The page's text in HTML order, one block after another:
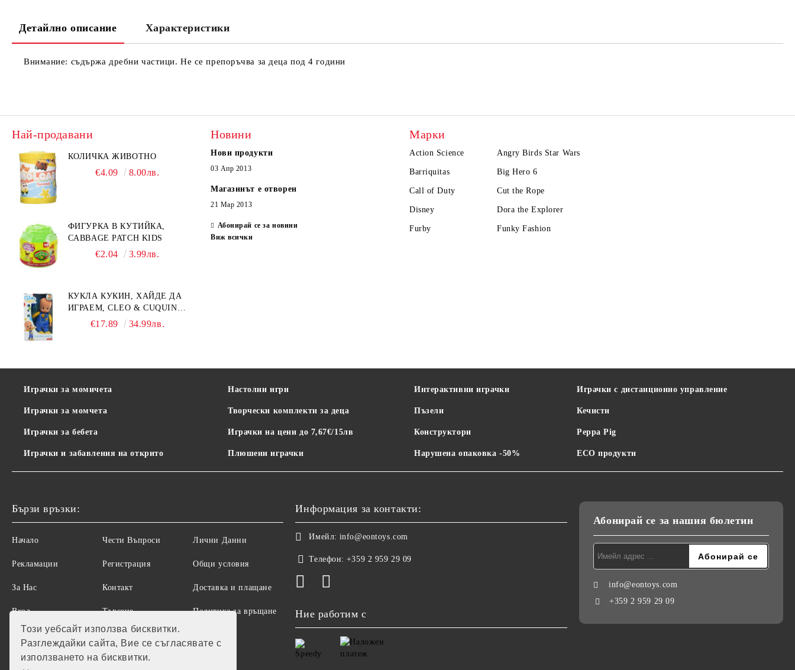
Този уебсайт използва бисквитки.
Разглеждайки сайта, Вие се съгласявате с
използването на бисквитки.
Детайлно описание Характеристики
Внимание: съдържа дребни частици. Не се препоръчва за деца под 4 години
Най-продавани
КОЛИЧКА ЖИВОТНО
€4.09 8.00лв.
ФИГУРКА В КУТИЙКА,
CABBAGE PATCH KIDS
€2.04 3.99лв.
КУКЛА КУКИН, ХАЙДЕ ДА
ИГРАЕМ, CLEO & CUQUIN,
25 СМ.€17.89 34.99лв.
Новини
Нови продукти
03 Апр 2013
Магазинът е отворен
21 Мар 2013
Абонирай се за новини
Виж всички
Марки
Action Science Angry Birds Star Wars
Barriquitas Big Hero 6
Call of Duty Cut the Rope
Disney Dora the Explorer
Furby Funky Fashion
Играчки за момичета
Играчки за момчета
Играчки за бебета
Играчки и забавления на открито
Настолни игри
Творчески комплекти за деца
Играчки на цени до 7,67€/15лв
Плюшени играчки
Интерактивни играчки
Пъзели
Конструктори
Нарушена опаковка -50%
Играчки с дистанционно управление
Кечисти
Peppa Pig
ECO продукти
Бързи връзки:
Начало
Рекламации
За Нас
Вход
Чести Въпроси
Регистрация
Контакт
Търсене
Лични Данни
Общи условия
Доставка и плащане
Политика за връщане
Информация за контакти:
Имейл: info@eontoys.com
Телефон: +359 2 959 29 09
Ние работим с
Абонирай се за нашия бюлетин
info@eontoys.com
+359 2 959 29 09